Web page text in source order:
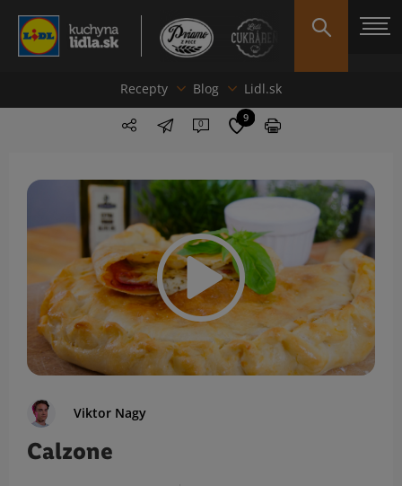
Recepty Blog Lidl.sk
0 9
Viktor Nagy
Calzone